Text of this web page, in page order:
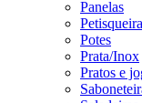
Panelas
Potes
Prata/Inox
Pratos e